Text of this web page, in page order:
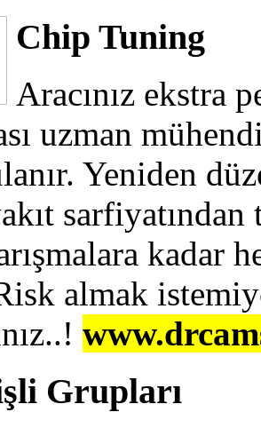
Chip Tuning
Aracınız ekstra
uzman
Yeniden
kadar
almak
Grupları